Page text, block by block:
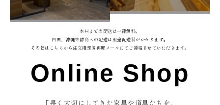
本州までの配送は一律無料。
四国、沖縄等離島への配送は別途配送料がかかります。
その旨はこちらから注文確定後再度メールにてご連絡させていただきます。
Online Shop
「長く大切にしてきた家具や道具たちを、